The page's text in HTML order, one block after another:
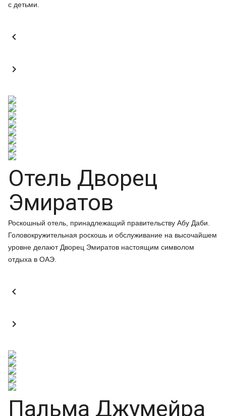
с детьми.


Отель Дворец
Эмиратов
Роскошный отель, принадлежащий правительству Абу Даби.
Головокружительная роскошь и обслуживание на высочайшем
уровне делают Дворец Эмиратов настоящим символом
отдыха в ОАЭ.


Пальма Джумейра